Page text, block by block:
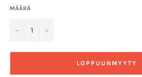
MÄÄRÄ
− +
LOPPUUNMYYTY